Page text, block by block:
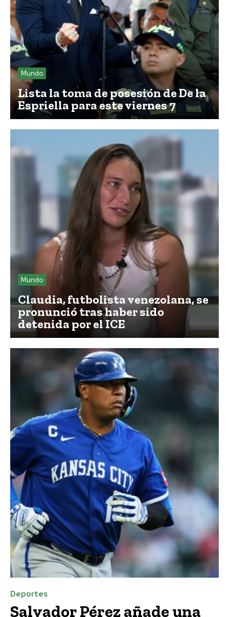
Mundo
Lista la toma de posesión de De la
Espriella para este viernes 7
Mundo
Claudia, futbolista venezolana, se
pronunció tras haber sido
detenida por el ICE
Deportes
Salvador Pérez añade una